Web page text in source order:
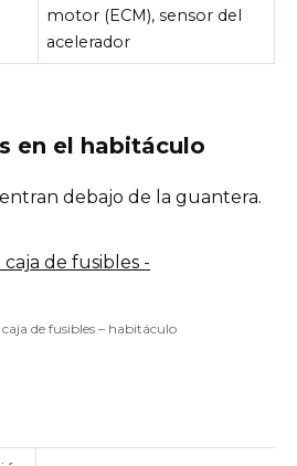
motor (ECM), sensor del
acelerador
en el habitáculo
debajo de la guantera.
de fusibles – habitáculo